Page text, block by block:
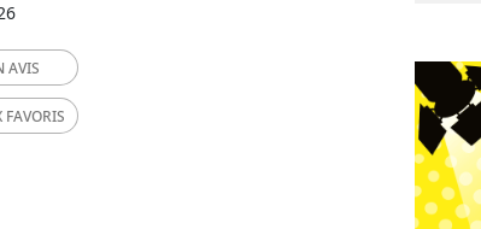
AVIS
FAVORIS